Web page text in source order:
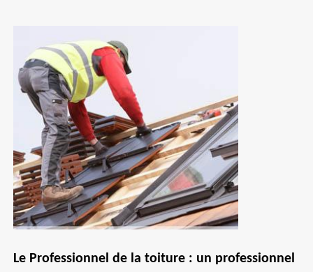
Le Professionnel de la toiture : un professionnel